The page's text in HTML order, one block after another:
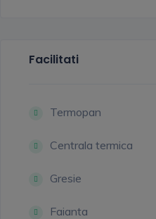
Facilitati
Termopan
Centrala termica
Gresie
Faianta